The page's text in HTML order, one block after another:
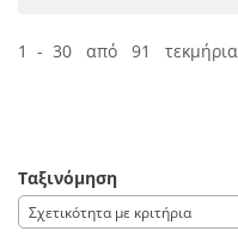
1 - 30 από 91 τεκμήρια
Ταξινόμηση
Σχετικότητα με κριτήρια